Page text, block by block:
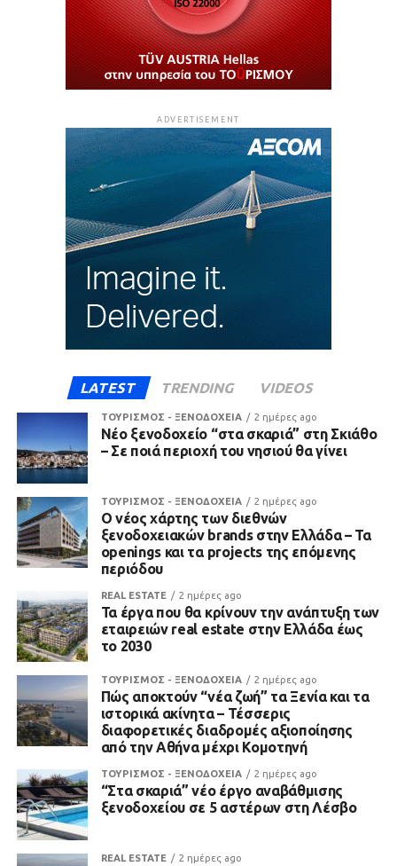
ADVERTISEMENT
LATEST TRENDING VIDEOS
ΤΟΥΡΙΣΜΟΣ - ΞΕΝΟΔΟΧΕΙΑ 2 ημέρες ago
Νέο ξενοδοχείο “στα σκαριά” στη Σκιάθο
– Σε ποιά περιοχή του νησιού θα γίνει
ΤΟΥΡΙΣΜΟΣ - ΞΕΝΟΔΟΧΕΙΑ 2 ημέρες ago
Ο νέος χάρτης των διεθνών
ξενοδοχειακών brands στην Ελλάδα – Τα
openings και τα projects της επόμενης
περιόδου
REAL ESTATE 2 ημέρες ago
Τα έργα που θα κρίνουν την ανάπτυξη των
εταιρειών real estate στην Ελλάδα έως
το 2030
ΤΟΥΡΙΣΜΟΣ - ΞΕΝΟΔΟΧΕΙΑ 2 ημέρες ago
Πώς αποκτούν “νέα ζωή” τα Ξενία και τα
ιστορικά ακίνητα – Τέσσερις
διαφορετικές διαδρομές αξιοποίησης
από την Αθήνα μέχρι Κομοτηνή
ΤΟΥΡΙΣΜΟΣ - ΞΕΝΟΔΟΧΕΙΑ 2 ημέρες ago
“Στα σκαριά” νέο έργο αναβάθμισης
ξενοδοχείου σε 5 αστέρων στη Λέσβο
REAL ESTATE 2 ημέρες ago